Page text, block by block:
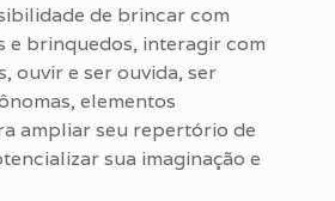
de brincar com
e brinquedos, interagir com
ouvir e ser ouvida, ser
elementos
ampliar seu repertório de
sua imaginação e